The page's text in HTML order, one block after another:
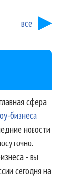
все
сфера
бизнеса
новости
- вы
сегодня на